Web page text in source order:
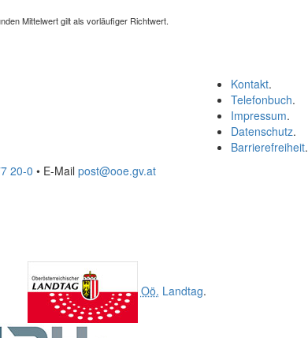
Mittelwert gilt als vorläufiger Richtwert.
Kontakt.
Telefonbuch.
Impressum.
Datenschutz.
Barrierefreiheit.
20-0 • E-Mail post@ooe.gv.at
Oö. Landtag.